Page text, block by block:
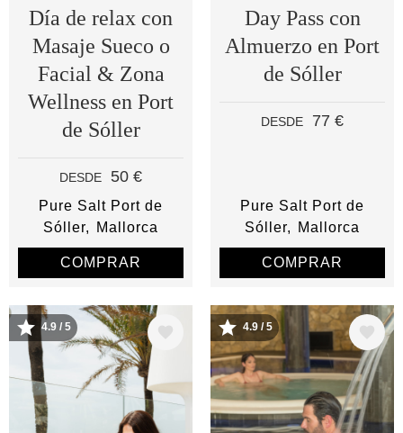
Día de relax con
Masaje Sueco o
Facial & Zona
Wellness en Port
de Sóller
DESDE 50 €
Pure Salt Port de
Sóller
Mallorca
COMPRAR
Day Pass con
Almuerzo en Port
de Sóller
DESDE 77 €
Pure Salt Port de
Sóller
Mallorca
COMPRAR
Image
4.9 / 5 Image
4.9 / 5